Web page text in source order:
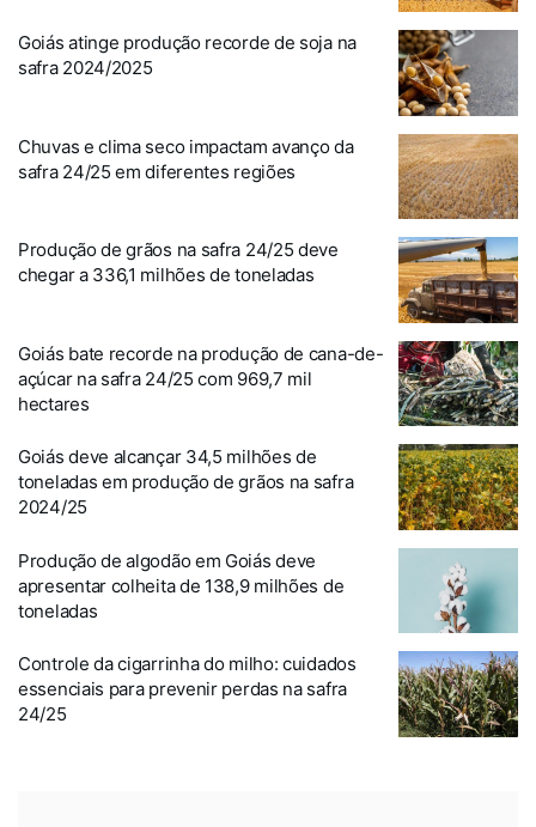
Goiás atinge produção recorde de soja na
safra 2024/2025
Chuvas e clima seco impactam avanço da
safra 24/25 em diferentes regiões
Produção de grãos na safra 24/25 deve
chegar a 336,1 milhões de toneladas
Goiás bate recorde na produção de cana-de-
açúcar na safra 24/25 com 969,7 mil
hectares
Goiás deve alcançar 34,5 milhões de
toneladas em produção de grãos na safra
2024/25
Produção de algodão em Goiás deve
apresentar colheita de 138,9 milhões de
toneladas
Controle da cigarrinha do milho: cuidados
essenciais para prevenir perdas na safra
24/25